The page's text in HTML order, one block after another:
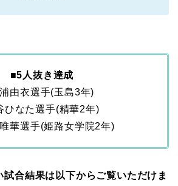
■5人抜き達成
由衣選手(玉島3年)
ひなた選手(精華2年)
華選手(姫路女学院2年)
試合結果は以下からご覧いただけま